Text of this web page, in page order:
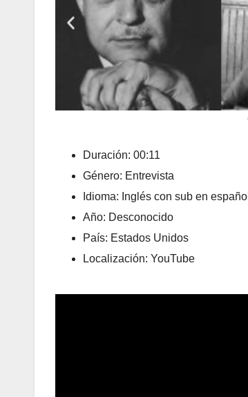
Duración: 00:11
Género: Entrevista
Idioma: Inglés con sub en español
Año: Desconocido
País: Estados Unidos
Localización: YouTube